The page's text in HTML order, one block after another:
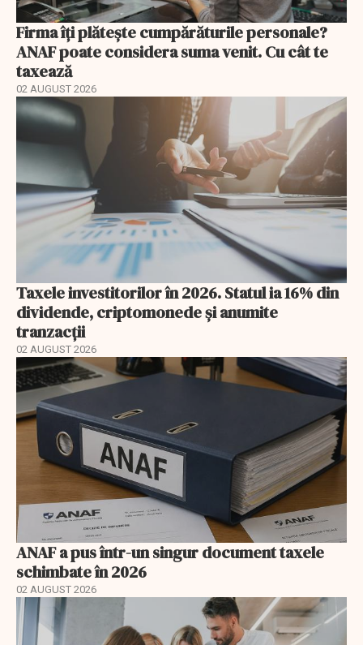
Firma îți plătește cumpărăturile personale?
ANAF poate considera suma venit. Cu cât te
taxează
02 AUGUST 2026
Taxele investitorilor în 2026. Statul ia 16% din
dividende, criptomonede și anumite
tranzacții
02 AUGUST 2026
ANAF a pus într-un singur document taxele
schimbate în 2026
02 AUGUST 2026